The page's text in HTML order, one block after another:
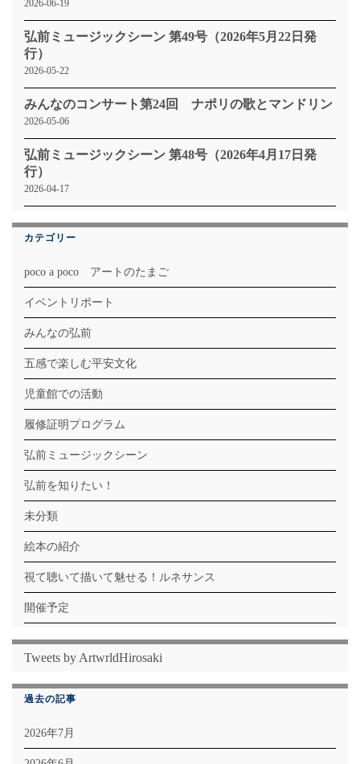
2026-06-19
弘前ミュージックシーン 第49号（2026年5月22日発
行）
2026-05-22
みんなのコンサート第24回 ナポリの歌とマンドリン
2026-05-06
弘前ミュージックシーン 第48号（2026年4月17日発
行）
2026-04-17
カテゴリー
poco a poco アートのたまご
イベントリポート
みんなの弘前
五感で楽しむ平安文化
児童館での活動
履修証明プログラム
弘前ミュージックシーン
弘前を知りたい！
未分類
絵本の紹介
視て聴いて描いて魅せる！ルネサンス
開催予定
Tweets by ArtwrldHirosaki
過去の記事
2026年7月